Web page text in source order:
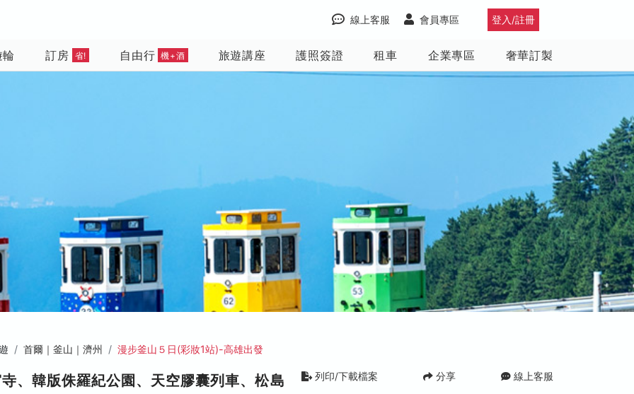
登入/註冊
會員專區
線上客服
訂房 省! 自由行 機+酒 旅遊講座 護照簽證 租車 企業專區 奢華訂製
首爾｜釜山｜濟州 漫步釜山５日(彩妝1站)-高雄出發
、韓版侏羅紀公園、天空膠囊列車、松島
列印/下載檔案 分享 線上客服